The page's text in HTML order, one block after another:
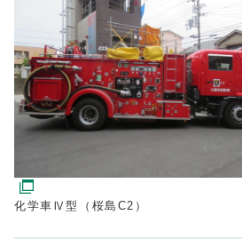
化学車Ⅳ型（桜島C2）